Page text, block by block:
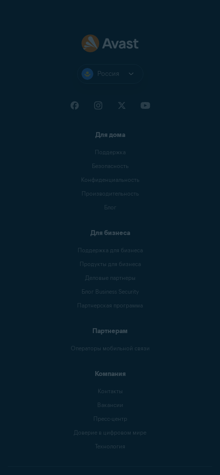
Россия
Для дома
Поддержка
Безопасность
Конфиденциальность
Производительность
Блог
Для бизнеса
Поддержка для бизнеса
Продукты для бизнеса
Деловые партнеры
Блог Business Security
Партнерская программа
Партнерам
Операторы мобильной связи
Компания
Контакты
Вакансии
Пресс-центр
Доверие в цифровом мире
Технология